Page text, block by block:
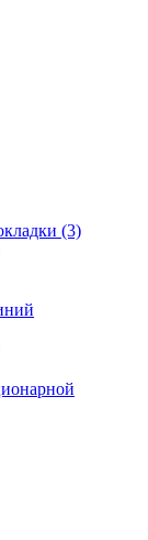
(3)